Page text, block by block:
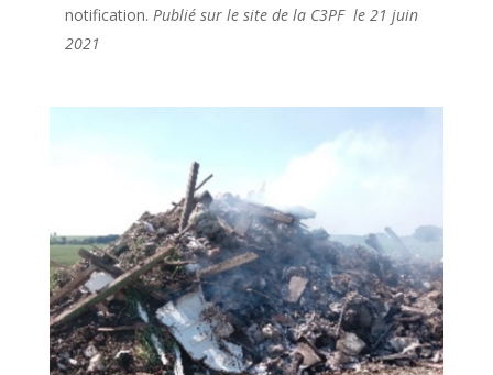
notification. Publié sur le site de la C3PF le 21 juin
2021